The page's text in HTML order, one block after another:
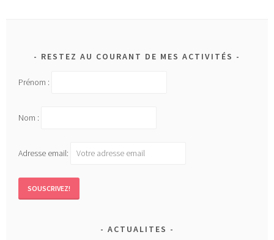
RESTEZ AU COURANT DE MES ACTIVITÉS
Prénom :
Nom :
Adresse email:
ACTUALITES